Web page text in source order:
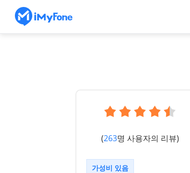
(263명 사용자의 리뷰)
가성비 있음